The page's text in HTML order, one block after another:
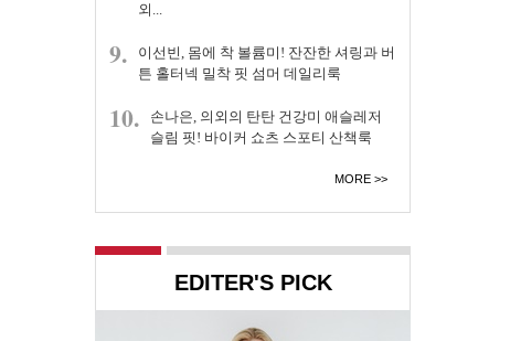
외...
9.
이선빈, 몸에 착 볼륨미! 잔잔한 셔링과 버
튼 홀터넥 밀착 핏 섬머 데일리룩
10.
손나은, 의외의 탄탄 건강미 애슬레저
슬림 핏! 바이커 쇼츠 스포티 산책룩
MORE
EDITER'S PICK